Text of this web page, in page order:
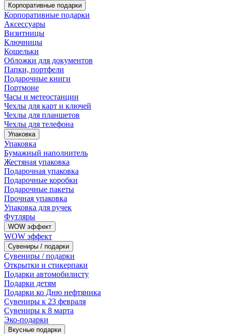
Корпоративные подарки
Корпоративные подарки
Аксессуары
Визитницы
Ключницы
Кошельки
Обложки для документов
Папки, портфели
Подарочные книги
Портмоне
Часы и метеостанции
Чехлы для карт и ключей
Чехлы для планшетов
Чехлы для телефона
Упаковка
Упаковка
Бумажный наполнитель
Жестяная упаковка
Подарочная упаковка
Подарочные коробки
Подарочные пакеты
Прочная упаковка
Упаковка для ручек
Футляры
WOW эффект
WOW эффект
Сувениры / подарки
Сувениры / подарки
Открытки и стикерпаки
Подарки автомобилисту
Подарки детям
Подарки ко Дню нефтяника
Сувениры к 23 февраля
Сувениры к 8 марта
Эко-подарки
Вкусные подарки